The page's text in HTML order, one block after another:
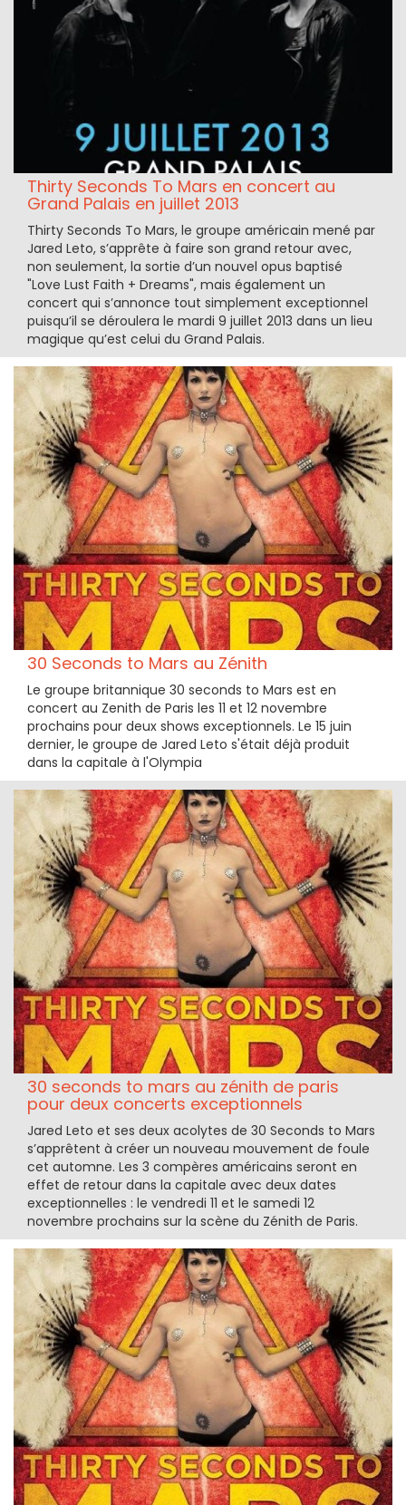
Thirty Seconds To Mars en concert au
Grand Palais en juillet 2013
Thirty Seconds To Mars, le groupe américain mené par
Jared Leto, s’apprête à faire son grand retour avec,
non seulement, la sortie d’un nouvel opus baptisé
"Love Lust Faith + Dreams", mais également un
concert qui s’annonce tout simplement exceptionnel
puisqu’il se déroulera le mardi 9 juillet 2013 dans un lieu
magique qu’est celui du Grand Palais.
30 Seconds to Mars au Zénith
Le groupe britannique 30 seconds to Mars est en
concert au Zenith de Paris les 11 et 12 novembre
prochains pour deux shows exceptionnels. Le 15 juin
dernier, le groupe de Jared Leto s'était déjà produit
dans la capitale à l'Olympia
30 seconds to mars au zénith de paris
pour deux concerts exceptionnels
Jared Leto et ses deux acolytes de 30 Seconds to Mars
s’apprêtent à créer un nouveau mouvement de foule
cet automne. Les 3 compères américains seront en
effet de retour dans la capitale avec deux dates
exceptionnelles : le vendredi 11 et le samedi 12
novembre prochains sur la scène du Zénith de Paris.